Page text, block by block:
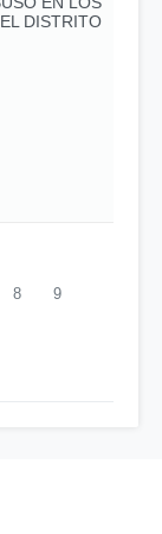
DISTRITO
8 9